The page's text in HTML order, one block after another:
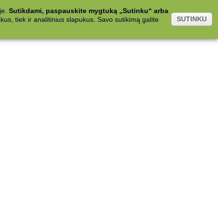
Sutikdami, paspauskite mygtuką „Sutinku“ arba
tiek ir analitinius slapukus. Savo sutikimą galite
SUTINKU